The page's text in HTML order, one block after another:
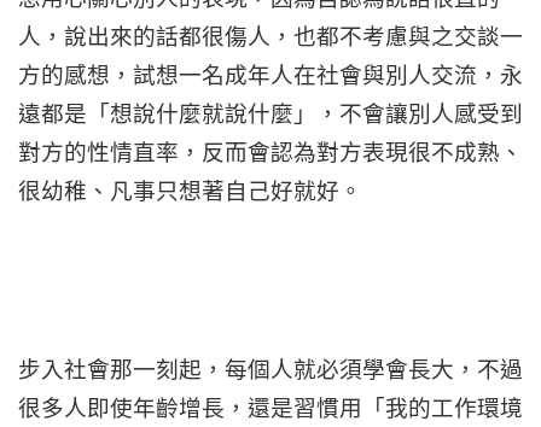
人，說出來的話都很傷人，也都不考慮與之交談一
方的感想，試想一名成年人在社會與別人交流，永
遠都是「想說什麼就說什麼」，不會讓別人感受到
對方的性情直率，反而會認為對方表現很不成熟、
很幼稚、凡事只想著自己好就好。
步入社會那一刻起，每個人就必須學會長大，不過
很多人即使年齡增長，還是習慣用「我的工作環境